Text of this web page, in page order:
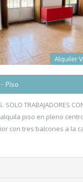
Alquiler
- Piso
SOLO TRABAJADORES
piso en pleno
con tres balcones a la